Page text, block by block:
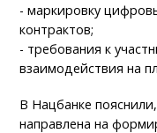
- маркировку
контрактов;
- требования к
взаимодействия на
В Нацбанке
направлена на